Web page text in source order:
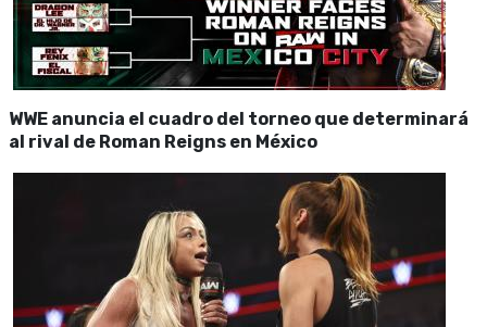
WWE anuncia el cuadro del torneo que determinará
al rival de Roman Reigns en México